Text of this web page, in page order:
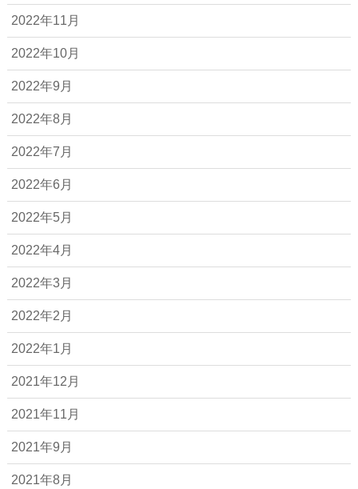
2022年11月
2022年10月
2022年9月
2022年8月
2022年7月
2022年6月
2022年5月
2022年4月
2022年3月
2022年2月
2022年1月
2021年12月
2021年11月
2021年9月
2021年8月